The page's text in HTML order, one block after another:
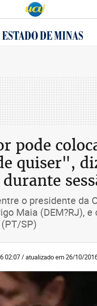
pode
quiser",
o presidente da
Maia (DEM?RJ),
SP)
02:07 / atualizado em 26/10/